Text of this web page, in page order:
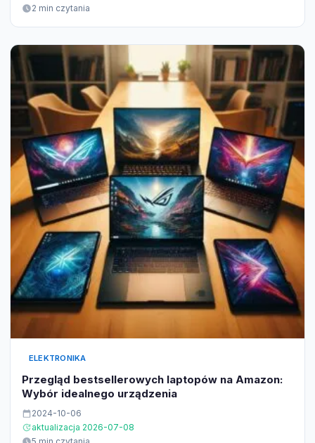
2 min czytania
ELEKTRONIKA
Przegląd bestsellerowych laptopów na Amazon:
Wybór idealnego urządzenia
2024-10-06
aktualizacja 2026-07-08